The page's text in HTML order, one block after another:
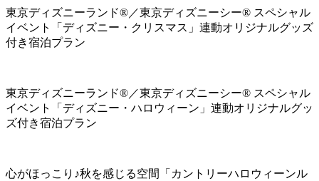
東京ディズニーランド®／東京ディズニーシー® スペシャル
イベント「ディズニー・クリスマス」連動オリジナルグッズ
付き宿泊プラン
東京ディズニーランド®／東京ディズニーシー® スペシャル
イベント「ディズニー・ハロウィーン」連動オリジナルグッ
ズ付き宿泊プラン
心がほっこり♪秋を感じる空間「カントリーハロウィーンル